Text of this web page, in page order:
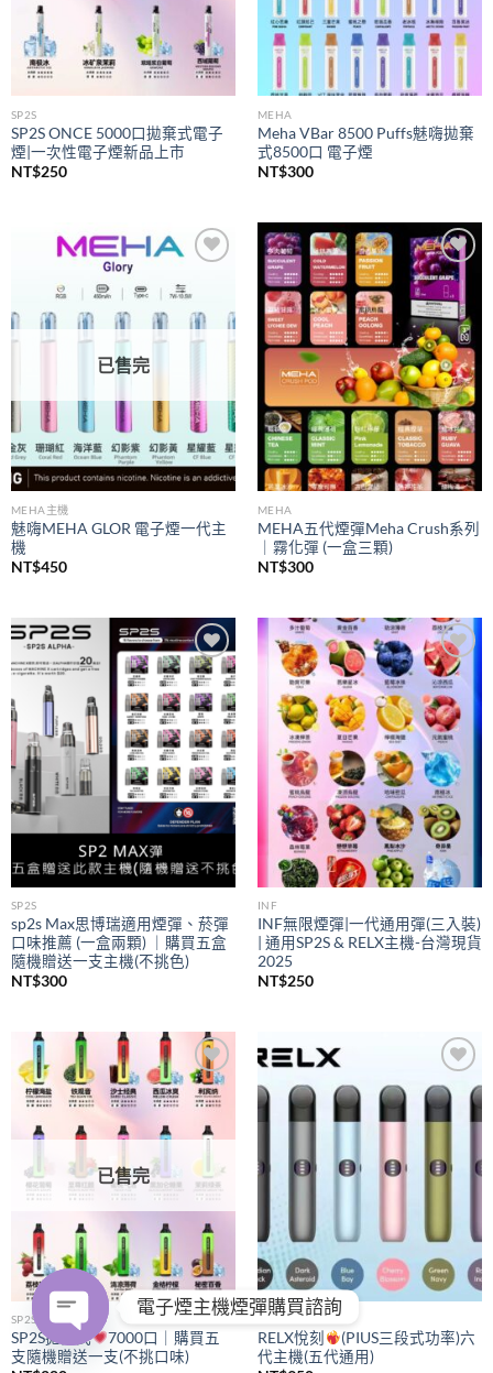
SP2S
SP2S ONCE 5000口拋棄式電子
煙|一次性電子煙新品上市
NT$250
MEHA
Meha VBar 8500 Puffs魅嗨拋棄
式8500口 電子煙
NT$300
wishlist
已售完
MEHA主機
魅嗨MEHA GLOR 電子煙一代主
機
NT$450
Add to
wishlist
MEHA
MEHA五代煙彈Meha Crush系列
｜霧化彈 (一盒三顆)
NT$300
Add to
wishlist
SP2S
sp2s Max思博瑞適用煙彈、菸彈
口味推薦 (一盒兩顆) ｜購買五盒
隨機贈送一支主機(不挑色)
NT$300
Add to
wishlist
INF
INF無限煙彈|一代通用彈(三入裝)
| 通用SP2S & RELX主機-台灣現貨
2025
NT$250
Add to
wishlist
已售完
SP2S
SP2S拋棄式
7000口｜購買五
支隨機贈送一支(不挑口味)
Add to
wishlist
RELX
RELX悅刻
(PIUS三段式功率)六
代主機(五代通用)
電子煙主機煙彈購買諮詢
OPEN